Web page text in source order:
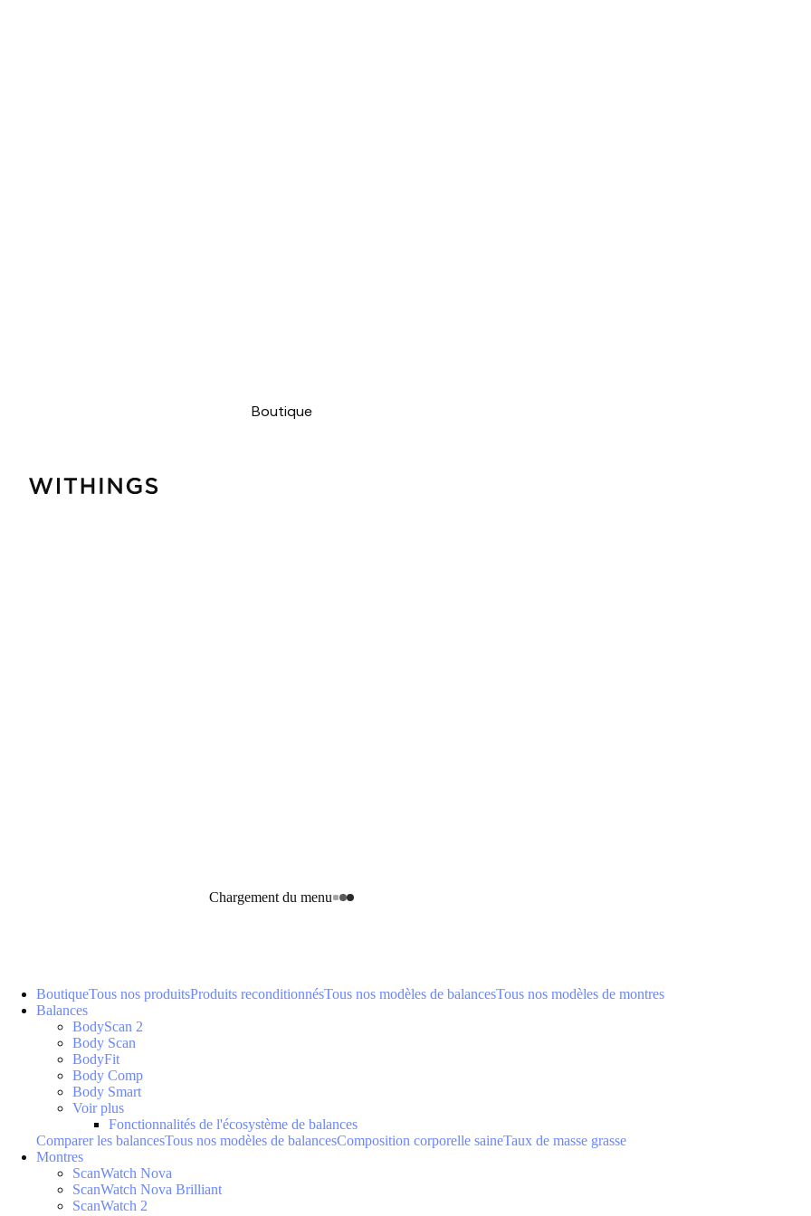
Boutique
Chargement du menu
BoutiqueTous nos produitsProduits reconditionnésTous nos modèles de balancesTous nos modèles de montres
Balances
BodyScan 2
Body Scan
BodyFit
Body Comp
Body Smart
Voir plus
Fonctionnalités de l'écosystème de balances
Comparer les balancesTous nos modèles de balancesComposition corporelle saineTaux de masse grasse
Montres
ScanWatch Nova
ScanWatch Nova Brilliant
ScanWatch 2